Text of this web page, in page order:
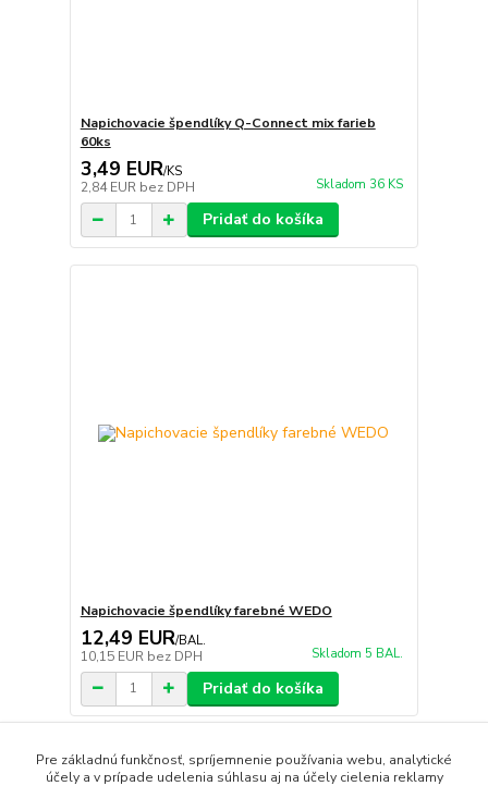
Napichovacie špendlíky Q-Connect mix farieb
60ks
3,49 EUR/KS
2,84 EUR bez DPH Skladom 36 KS
Pridať do košíka
Napichovacie špendlíky farebné WEDO
12,49 EUR/BAL.
10,15 EUR bez DPH Skladom 5 BAL.
Pridať do košíka
strana z 1
Pre základnú funkčnosť, spríjemnenie používania webu, analytické
účely a v prípade udelenia súhlasu aj na účely cielenia reklamy